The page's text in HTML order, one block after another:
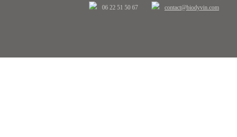
06 22 51 50 67 contact@biodyvin.com